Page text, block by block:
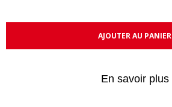
AJOUTER AU PANIER
En savoir plus